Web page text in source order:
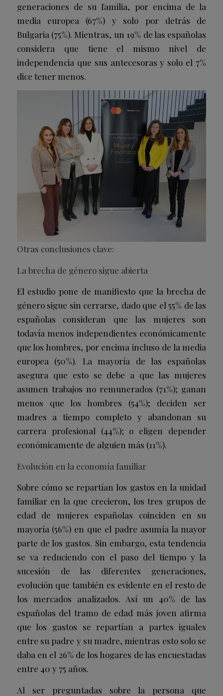
generaciones de su familia, por encima de la
media europea (67%) y solo por detrás de
Bulgaria (75%). Mientras, un 19% de las españolas
considera que tiene el mismo nivel de
independencia que sus antecesoras y solo el 7%
dice tener menos.
Otras conclusiones clave:
La brecha de género sigue abierta
El estudio pone de manifiesto que la brecha de
género sigue sin cerrarse, dado que el 55% de las
españolas consideran que las mujeres son
todavía menos independientes económicamente
que los hombres, por encima incluso de la media
europea (50%). La mayoría de las españolas
asegura que esto se debe a que las mujeres
asumen trabajos no remunerados (71%); ganan
menos que los hombres (54%); deciden ser
madres a tiempo completo y abandonan su
carrera profesional (44%); o eligen depender
económicamente de alguien más (11%).
Evolución en la economía familiar
Sobre cómo se repartían los gastos en la unidad
familiar en la que crecieron, los tres grupos de
edad de mujeres españolas coinciden en su
mayoría (56%) en que el padre asumía la mayor
parte de los gastos. Sin embargo, esta tendencia
se va reduciendo con el paso del tiempo y la
sucesión de las diferentes generaciones,
evolución que también es evidente en el resto de
los mercados analizados. Así un 40% de las
españolas del tramo de edad más joven afirma
que los gastos se repartían a partes iguales
entre su padre y su madre, mientras esto solo se
daba en el 26% de los hogares de las encuestadas
entre 40 y 75 años.
Al ser preguntadas sobre la persona que